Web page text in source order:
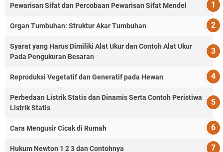
Pewarisan Sifat dan Percobaan Pewarisan Sifat Mendel
Organ Tumbuhan: Struktur Akar Tumbuhan
Syarat yang Harus Dimiliki Alat Ukur dan Contoh Alat Ukur
Pada Pengukuran Besaran
Reproduksi Vegetatif dan Generatif pada Hewan
Perbedaan Listrik Statis dan Dinamis Serta Contoh Peristiwa
Listrik Statis
Cara Mengusir Cicak di Rumah
Hukum Newton 1 2 3 dan Contohnya